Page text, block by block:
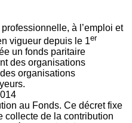
à l’emploi et
vigueur depuis le 1er
un fonds paritaire
des organisations
organisations
au Fonds. Ce décret fixe
collecte de la contribution